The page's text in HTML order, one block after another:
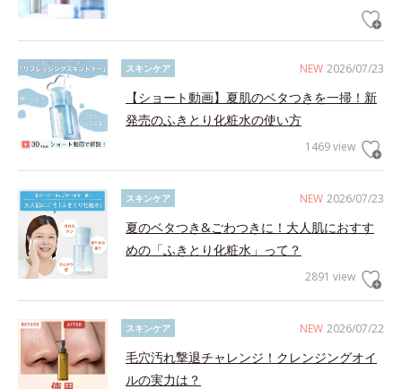
NEW 2026/07/23
スキンケア
【ショート動画】夏肌のベタつきを一掃！新
発売のふきとり化粧水の使い方
1469 view
NEW 2026/07/23
スキンケア
夏のベタつき&ごわつきに！大人肌におすす
めの「ふきとり化粧水」って？
2891 view
NEW 2026/07/22
スキンケア
毛穴汚れ撃退チャレンジ！クレンジングオイ
ルの実力は？